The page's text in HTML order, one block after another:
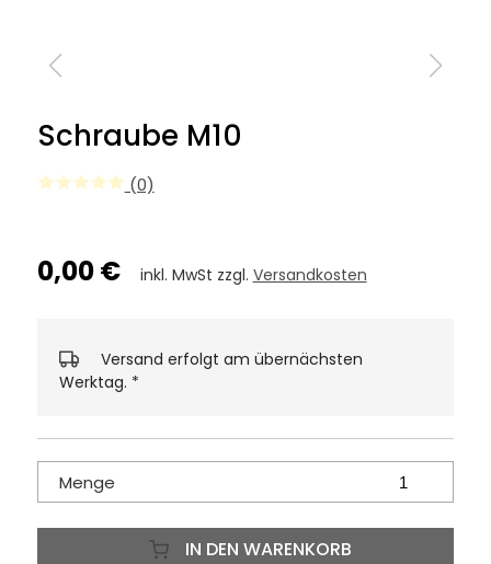
Schraube M10
(0)
0,00 € inkl. MwSt zzgl. Versandkosten
Versand erfolgt am übernächsten
Werktag. *
Menge
IN DEN WARENKORB